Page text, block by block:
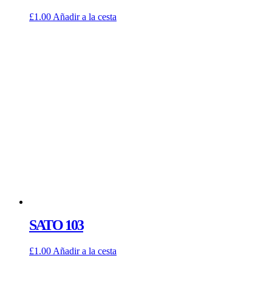
£1.00 Añadir a la cesta
SATO 103
£1.00 Añadir a la cesta